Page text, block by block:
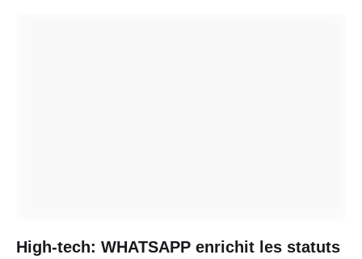
High-tech: WHATSAPP enrichit les statuts